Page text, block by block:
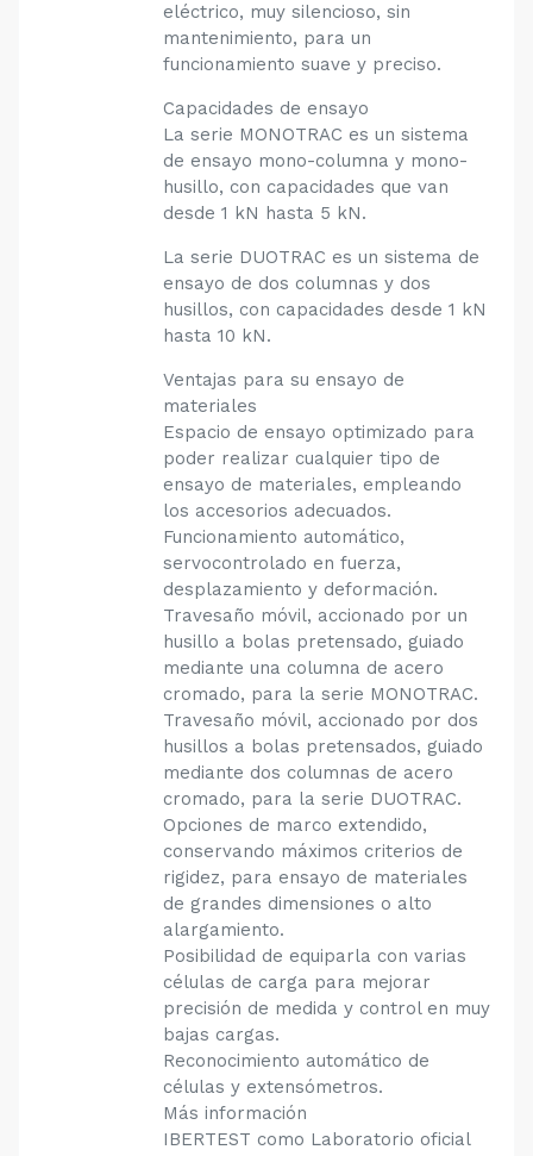
eléctrico, muy silencioso, sin
mantenimiento, para un
funcionamiento suave y preciso.
Capacidades de ensayo
La serie MONOTRAC es un sistema
de ensayo mono-columna y mono-
husillo, con capacidades que van
desde 1 kN hasta 5 kN.
La serie DUOTRAC es un sistema de
ensayo de dos columnas y dos
husillos, con capacidades desde 1 kN
hasta 10 kN.
Ventajas para su ensayo de
materiales
Espacio de ensayo optimizado para
poder realizar cualquier tipo de
ensayo de materiales, empleando
los accesorios adecuados.
Funcionamiento automático,
servocontrolado en fuerza,
desplazamiento y deformación.
Travesaño móvil, accionado por un
husillo a bolas pretensado, guiado
mediante una columna de acero
cromado, para la serie MONOTRAC.
Travesaño móvil, accionado por dos
husillos a bolas pretensados, guiado
mediante dos columnas de acero
cromado, para la serie DUOTRAC.
Opciones de marco extendido,
conservando máximos criterios de
rigidez, para ensayo de materiales
de grandes dimensiones o alto
alargamiento.
Posibilidad de equiparla con varias
células de carga para mejorar
precisión de medida y control en muy
bajas cargas.
Reconocimiento automático de
células y extensómetros.
Más información
IBERTEST como Laboratorio oficial